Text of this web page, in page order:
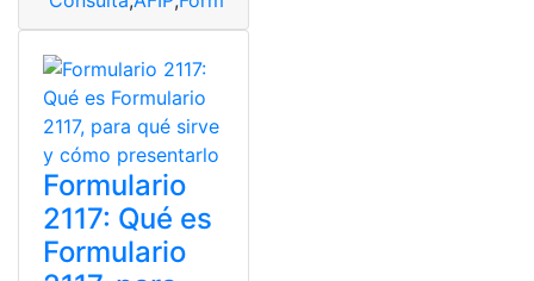
Formulario
2117: Qué es
Formulario